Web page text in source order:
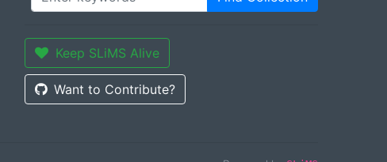
Keep SLiMS Alive
Want to Contribute?